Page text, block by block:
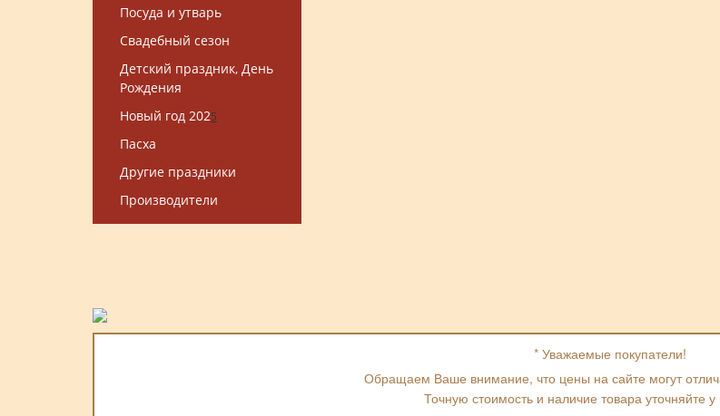
Посуда и утварь
Свадебный сезон
Детский праздник, День
Рождения
Новый год 2025
Пасха
Другие праздники
Производители
* Уважаемые покупатели!
Обращаем Ваше внимание, что цены на сайте могут
Точную стоимость и наличие товара уточняйте